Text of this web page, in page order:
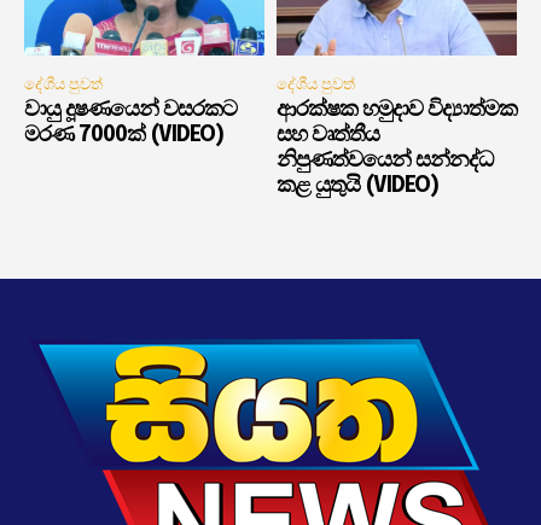
දේශීය පුවත්
වායු දූෂණයෙන් වසරකට
මරණ 7000ක් (VIDEO)
දේශීය පුවත්
ආරක්ෂක හමුදාව විද්‍යාත්මක
සහ වෘත්තීය
නිපුණත්වයෙන් සන්නද්ධ
කළ යුතුයි (VIDEO)